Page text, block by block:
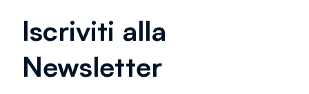
Iscriviti alla
Newsletter